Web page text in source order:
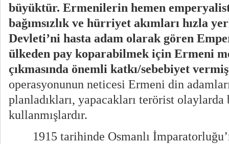
büyüktür. Ermenilerin hemen
bağımsızlık ve hürriyet akımları hızla
Devleti’ni hasta adam olarak gören
ülkeden pay koparabilmek için Ermeni
çıkmasında önemli katkı/sebebiyet
operasyonunun neticesi Ermeni din
planladıkları, yapacakları terörist
kullanmışlardır.
1915 tarihinde Osmanlı